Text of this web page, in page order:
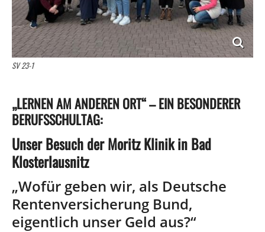
Förderverein
SV 23-1
„LERNEN AM ANDEREN ORT“ – EIN BESONDERER
BERUFSSCHULTAG:
Unser Besuch der Moritz Klinik in Bad
Klosterlausnitz
„Wofür geben wir, als Deutsche
Rentenversicherung Bund,
eigentlich unser Geld aus?“